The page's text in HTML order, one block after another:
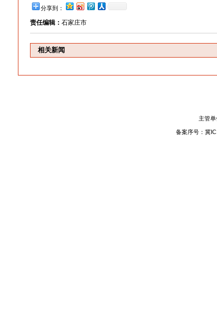
分享到：
责任编辑： 石家庄市
相关新闻
主管
备案序号： 冀